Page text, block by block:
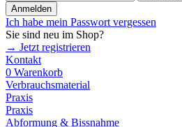
Anmelden
Ich habe mein Passwort vergessen
Sie sind neu im Shop?
→ Jetzt registrieren
Kontakt
0 Warenkorb
Verbrauchsmaterial
Praxis
Praxis
Abformung & Bissnahme